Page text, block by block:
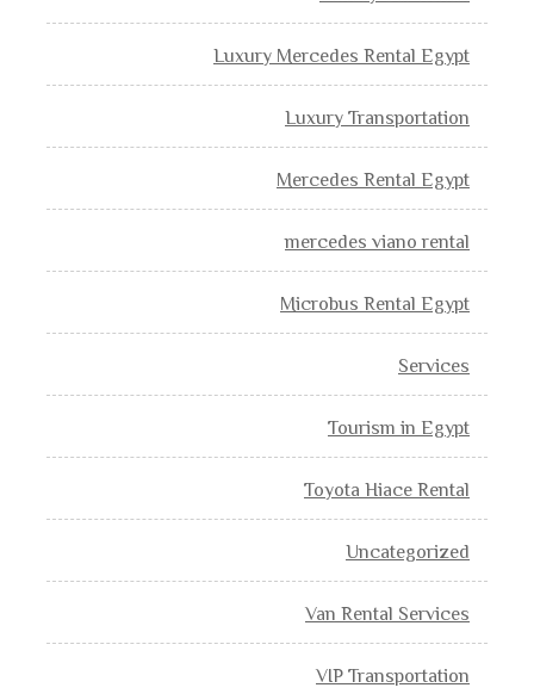
Luxury Mercedes Rental Egypt
Luxury Transportation
Mercedes Rental Egypt
mercedes viano rental
Microbus Rental Egypt
Services
Tourism in Egypt
Toyota Hiace Rental
Uncategorized
Van Rental Services
VIP Transportation